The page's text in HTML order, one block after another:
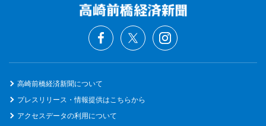
高崎前橋経済新聞について
プレスリリース・情報提供はこちらから
アクセスデータの利用について